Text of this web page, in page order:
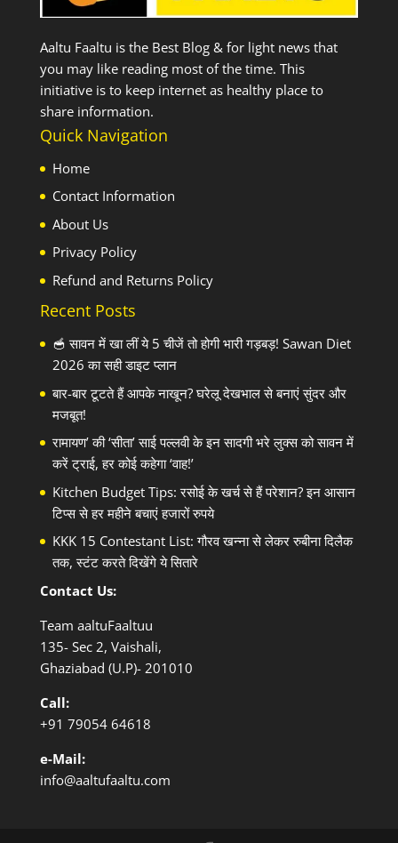
Aaltu Faaltu is the Best Blog & for light news that
you may like reading most of the time. This
initiative is to keep internet as healthy place to
share information.
Quick Navigation
Home
Contact Information
About Us
Privacy Policy
Refund and Returns Policy
Recent Posts
🥣 सावन में खा लीं ये 5 चीजें तो होगी भारी गड़बड़! Sawan Diet
2026 का सही डाइट प्लान
बार-बार टूटते हैं आपके नाखून? घरेलू देखभाल से बनाएं सुंदर और
मजबूत!
रामायण’ की ‘सीता’ साई पल्लवी के इन सादगी भरे लुक्स को सावन में
करें ट्राई, हर कोई कहेगा ‘वाह!’
Kitchen Budget Tips: रसोई के खर्च से हैं परेशान? इन आसान
टिप्स से हर महीने बचाएं हजारों रुपये
KKK 15 Contestant List: गौरव खन्ना से लेकर रुबीना दिलैक
तक, स्टंट करते दिखेंगे ये सितारे
Contact Us:
Team aaltuFaaltuu
135- Sec 2, Vaishali,
Ghaziabad (U.P)- 201010
Call:
+91 79054 64618
e-Mail:
info@aaltufaaltu.com